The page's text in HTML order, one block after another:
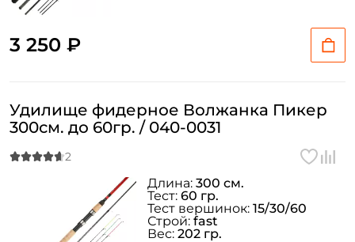
3 250 ₽
Удилище фидерное Волжанка Пикер
300см. до 60гр. / 040-0031
Длина: 300 см.
Тест: 60 гр.
Тест вершинок: 15/30/60
Строй: fast
Вес: 202 гр.